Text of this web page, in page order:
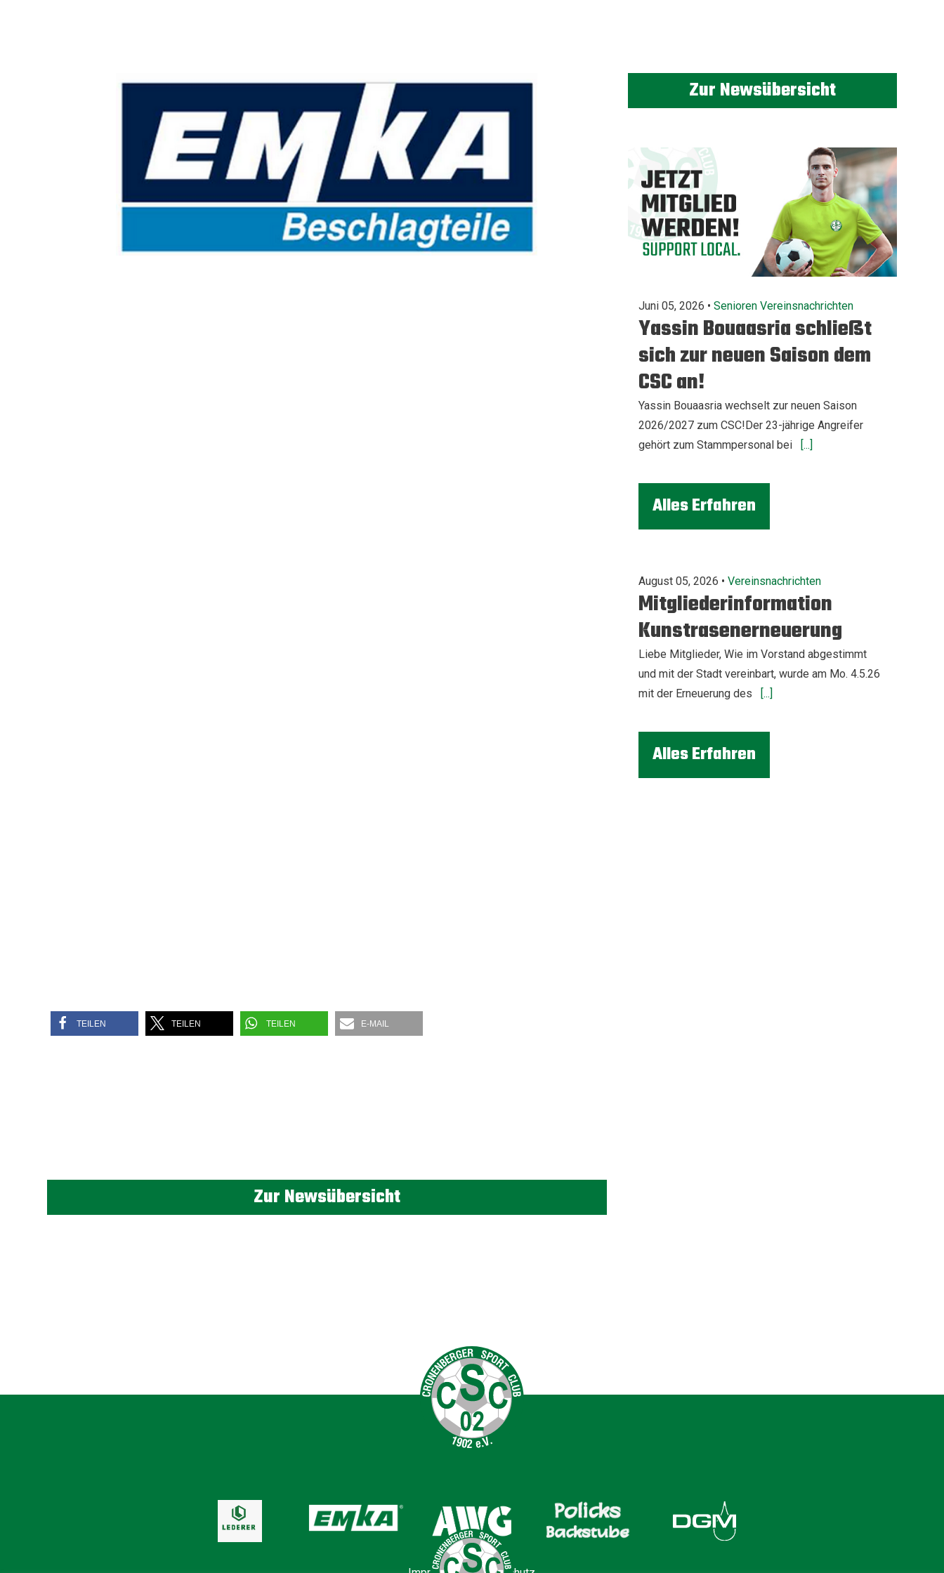
TEILEN TEILEN TEILEN E-MAIL
Zur Newsübersicht
Zur Newsübersicht
Juni 05, 2026 • Senioren Vereinsnachrichten
Yassin Bouaasria schließt
sich zur neuen Saison dem
CSC an!
Yassin Bouaasria wechselt zur neuen Saison
2026/2027 zum CSC!Der 23-jährige Angreifer
gehört zum Stammpersonal bei
[...]
Alles Erfahren
August 05, 2026 • Vereinsnachrichten
Mitgliederinformation
Kunstrasenerneuerung
Liebe Mitglieder, Wie im Vorstand abgestimmt
und mit der Stadt vereinbart, wurde am Mo. 4.5.26
mit der Erneuerung des
[...]
Alles Erfahren